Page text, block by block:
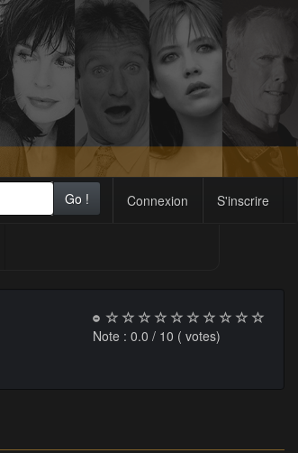
Connexion S'inscrire
Go !
Note : 0.0 / 10 ( votes)